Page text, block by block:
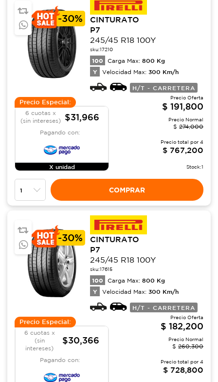
-30%
CINTURATO
P7
245/45 R18 100Y
sku:17210
100 Carga Max: 800 Kg
Y Velocidad Max: 300 Km/h
H/T - CARRETERA
Precio Especial:
6 cuotas x
(sin intereses)
$31,966
Pagando con:
X unidad
Precio Oferta
$ 191,800
Precio Normal
$ 274,000
Precio total por 4
$ 767,200
Stock:1
COMPRAR
-30%
CINTURATO
P7
245/45 R18 100Y
sku:17615
100 Carga Max: 800 Kg
Y Velocidad Max: 300 Km/h
H/T - CARRETERA
Precio Especial:
6 cuotas x
(sin
intereses)
$30,366
Pagando con:
Precio Oferta
$ 182,200
Precio Normal
$ 260,300
Precio total por 4
$ 728,800